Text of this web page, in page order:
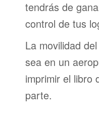
tendrás de
control de tus
La movilidad
sea en un
imprimir el libro
parte.